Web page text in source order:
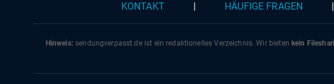
KONTAKT HÄUFIGE FRAGEN
Hinweis:sendungverpasst.deist ein redaktionelles Verzeichnis. Wir bieten kein